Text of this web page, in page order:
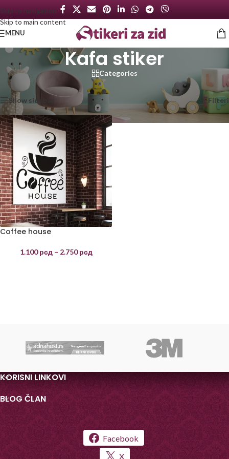
Skip to navigation
Skip to main content
MENU
Kafa stiker
Categories
Početna
Proizvod označen „Kafa stiker“ Prikazan jedan rezultat
Show sidebar Filteri
Coffee house
1.100рсд – 2.750рсд
KORISNI LINKOVI
BLOG ČLAN
Facebook
X